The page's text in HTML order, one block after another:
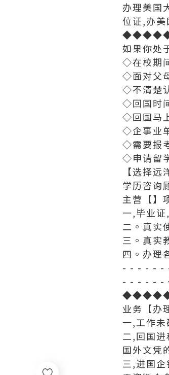
办理美国
位证,办
◆◆◆◆◆ -
如果你处
◇在校期
◇面对父
◇不清楚
◇回国时
◇回国马
◇企事业
◇需要报
◇申请留
【选择
学历咨询
主营【】
一,毕业证
二。真实
三。真实
四。办理
- - - - -
- - - - - -
◆◆◆◆◆远
业务【办
一,工作
二,回国
国外文凭
三,进国